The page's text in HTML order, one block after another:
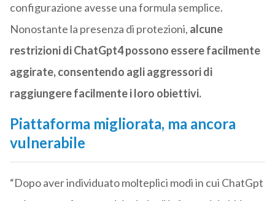
configurazione avesse una formula semplice.
Nonostante la presenza di protezioni, alcune
restrizioni di ChatGpt4 possono essere facilmente
aggirate, consentendo agli aggressori di
raggiungere facilmente i loro obiettivi.
Piattaforma migliorata, ma ancora
vulnerabile
“Dopo aver individuato molteplici modi in cui ChatGpt